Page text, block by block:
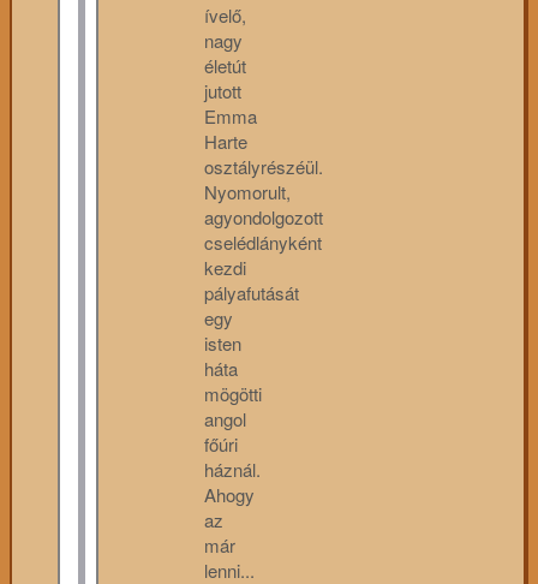
ívelő,
nagy
életút
jutott
Emma
Harte
osztályrészéül.
Nyomorult,
agyondolgozott
cselédlányként
kezdi
pályafutását
egy
isten
háta
mögötti
angol
főúri
háznál.
Ahogy
az
már
lenni...